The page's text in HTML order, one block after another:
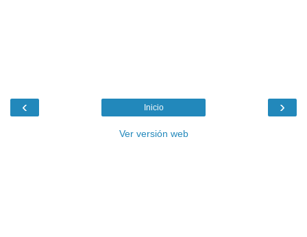
‹ ›
Inicio
Ver versión web